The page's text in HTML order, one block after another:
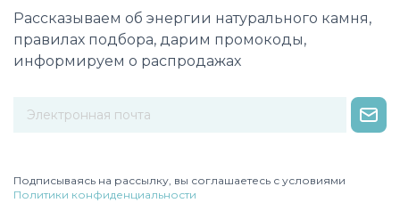
Рассказываем об энергии натурального камня,
правилах подбора, дарим промокоды,
информируем о распродажах
Подписываясь на рассылку, вы соглашаетесь с условиями
Политики конфиденциальности